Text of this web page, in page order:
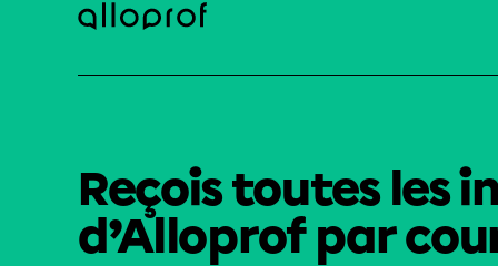
Reçois toutes les
d’Alloprof par